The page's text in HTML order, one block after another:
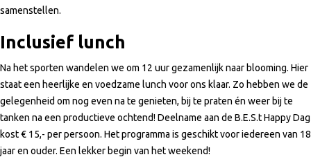
samenstellen.
Inclusief lunch
Na het sporten wandelen we om 12 uur gezamenlijk naar blooming. Hier
staat een heerlijke en voedzame lunch voor ons klaar. Zo hebben we de
gelegenheid om nog even na te genieten, bij te praten én weer bij te
tanken na een productieve ochtend! Deelname aan de B.E.S.t Happy Dag
kost € 15,- per persoon. Het programma is geschikt voor iedereen van 18
jaar en ouder. Een lekker begin van het weekend!